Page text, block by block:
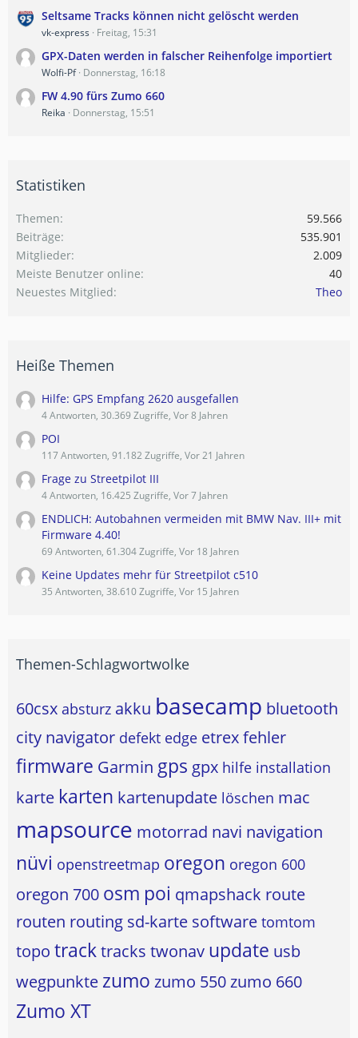
Seltsame Tracks können nicht gelöscht werden
vk-express Freitag, 15:31
GPX-Daten werden in falscher Reihenfolge importiert
Wolfi-Pf Donnerstag, 16:18
FW 4.90 fürs Zumo 660
Reika Donnerstag, 15:51
Statistiken
Themen
59.566
Beiträge
535.901
Mitglieder
2.009
Meiste Benutzer online
40
Neuestes Mitglied
Theo
Heiße Themen
Hilfe: GPS Empfang 2620 ausgefallen
4 Antworten, 30.369 Zugriffe, Vor 8 Jahren
POI
117 Antworten, 91.182 Zugriffe, Vor 21 Jahren
Frage zu Streetpilot III
4 Antworten, 16.425 Zugriffe, Vor 7 Jahren
ENDLICH: Autobahnen vermeiden mit BMW Nav. III+ mit
Firmware 4.40!
69 Antworten, 61.304 Zugriffe, Vor 18 Jahren
Keine Updates mehr für Streetpilot c510
35 Antworten, 38.610 Zugriffe, Vor 15 Jahren
Themen-Schlagwortwolke
60csx absturz akku basecamp bluetooth
city navigator defekt edge etrexfehler
firmware Garmin gps gpx hilfe installation
karte karten kartenupdate löschen mac
mapsource motorrad navi navigation
nüvi openstreetmap oregon oregon 600
oregon 700 osm poi qmapshack route
routen routing sd-karte software tomtom
topo tracktracks twonav update usb
wegpunkte zumo zumo 550zumo 660
Zumo XT